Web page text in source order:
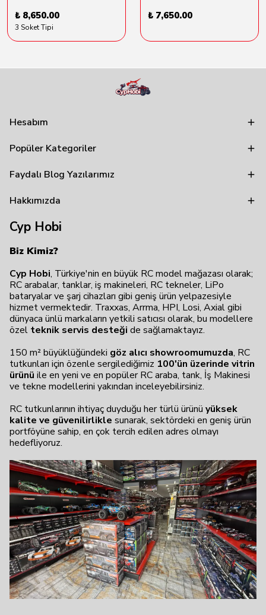
₺ 8,650.00
3 Soket Tipi
₺ 7,650.00
Hesabım
Popüler Kategoriler
Faydalı Blog Yazılarımız
Hakkımızda
Cyp Hobi
Biz Kimiz?
Cyp Hobi, Türkiye'nin en büyük RC model mağazası olarak;
RC arabalar, tanklar, iş makineleri, RC tekneler, LiPo
bataryalar ve şarj cihazları gibi geniş ürün yelpazesiyle
hizmet vermektedir. Traxxas, Arrma, HPI, Losi, Axial gibi
dünyaca ünlü markaların yetkili satıcısı olarak, bu modellere
özel teknik servis desteği de sağlamaktayız.
150 m² büyüklüğündeki göz alıcı showroomumuzda, RC
tutkunları için özenle sergilediğimiz 100'ün üzerinde vitrin
ürünü ile en yeni ve en popüler RC araba, tank, İş Makinesi
ve tekne modellerini yakından inceleyebilirsiniz.
RC tutkunlarının ihtiyaç duyduğu her türlü ürünü yüksek
kalite ve güvenilirlikle sunarak, sektördeki en geniş ürün
portföyüne sahip, en çok tercih edilen adres olmayı
hedefliyoruz.